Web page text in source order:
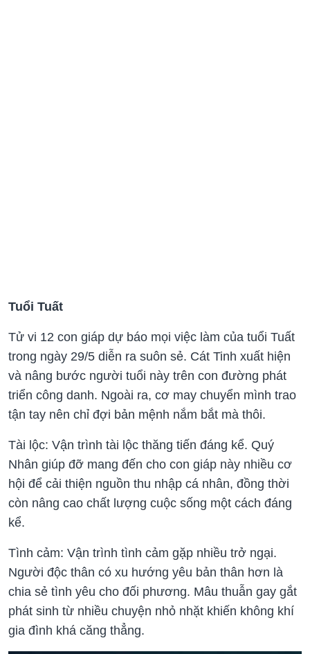
Tuổi Tuất
Tử vi 12 con giáp dự báo mọi việc làm của tuổi Tuất
trong ngày 29/5 diễn ra suôn sẻ. Cát Tinh xuất hiện
và nâng bước người tuổi này trên con đường phát
triển công danh. Ngoài ra, cơ may chuyển mình trao
tận tay nên chỉ đợi bản mệnh nắm bắt mà thôi.
Tài lộc: Vận trình tài lộc thăng tiến đáng kể. Quý
Nhân giúp đỡ mang đến cho con giáp này nhiều cơ
hội để cải thiện nguồn thu nhập cá nhân, đồng thời
còn nâng cao chất lượng cuộc sống một cách đáng
kể.
Tình cảm: Vận trình tình cảm gặp nhiều trở ngại.
Người độc thân có xu hướng yêu bản thân hơn là
chia sẻ tình yêu cho đối phương. Mâu thuẫn gay gắt
phát sinh từ nhiều chuyện nhỏ nhặt khiến không khí
gia đình khá căng thẳng.